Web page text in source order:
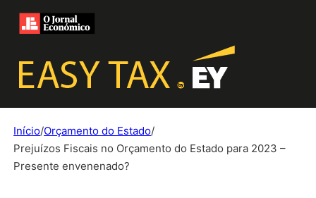
Início/Orçamento do Estado/
Prejuízos Fiscais no Orçamento do Estado para 2023 –
Presente envenenado?